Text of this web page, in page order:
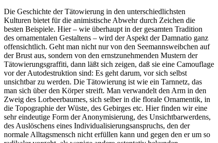
Die Geschichte der Tätowierung in den unterschiedlichsten
Kulturen bietet für die animistische Abwehr durch Zeichen die
besten Beispiele. Hier – wie überhaupt in der gesamten Tradition
des ornamentalen Gestaltens – wird der Aspekt der Damnatio ganz
offensichtlich. Geht man nicht nur von den Seemannsweibchen auf
der Brust aus, sondern von den ernstzunehmenden Mustern der
Tätowierungsgraffiti, dann läßt sich zeigen, daß sie eine Camouflage
vor der Autodestruktion sind: Es geht darum, vor sich selbst
unsichtbar zu werden. Die Tätowierung ist wie ein Tarnnetz, das
man sich über den Körper streift. Man verwandelt den Arm in den
Zweig des Lorbeerbaumes, sich selber in die florale Ornamentik, in
die Topographie der Wüste, des Gebirges etc. Hier finden wir eine
sehr eindeutige Form der Anonymisierung, des Unsichtbarwerdens,
des Auslöschens eines Individualisierungsanspruchs, den der
normale Alltagsmensch nicht erfüllen kann und gegen den er um so